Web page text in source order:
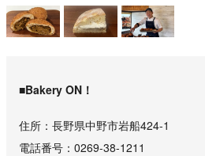
■Bakery ON！
住所
長野県中野市岩船424-1
電話番号
0269-38-1211